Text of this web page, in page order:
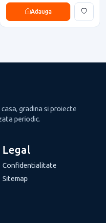
Adauga
gradina si proiecte
periodic.
Legal
Confidentialitate
Sitemap